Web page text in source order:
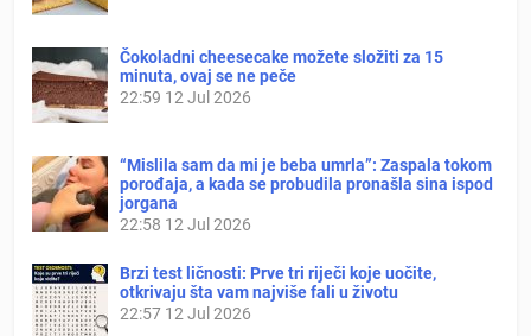
Čokoladni cheesecake možete složiti za 15
minuta, ovaj se ne peče
22:59 12 Jul 2026
“Mislila sam da mi je beba umrla”: Zaspala tokom
porođaja, a kada se probudila pronašla sina ispod
jorgana
22:58 12 Jul 2026
Brzi test ličnosti: Prve tri riječi koje uočite,
otkrivaju šta vam najviše fali u životu
22:57 12 Jul 2026